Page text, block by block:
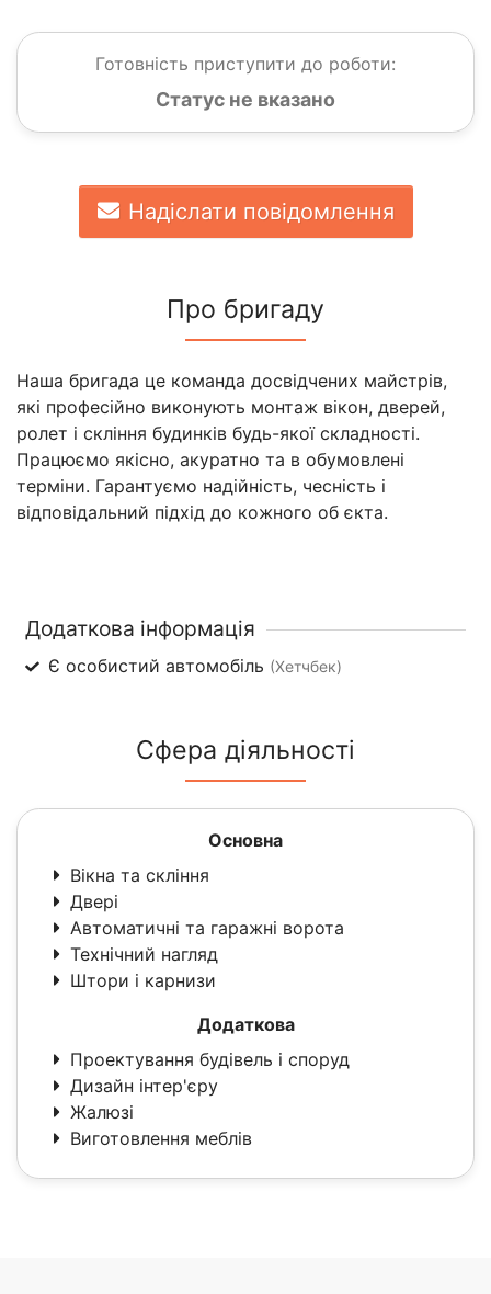
Готовність приступити до роботи:
Статус не вказано
Надіслати повідомлення
Про бригаду
Наша бригада це команда досвідчених майстрів,
які професійно виконують монтаж вікон, дверей,
ролет і скління будинків будь-якої складності.
Працюємо якісно, акуратно та в обумовлені
терміни. Гарантуємо надійність, чесність і
відповідальний підхід до кожного об єкта.
Додаткова інформація
Є особистий автомобіль (Хетчбек)
Сфера діяльності
Основна
Вікна та скління
Двері
Автоматичні та гаражні ворота
Технічний нагляд
Штори і карнизи
Додаткова
Проектування будівель і споруд
Дизайн інтер'єру
Жалюзі
Виготовлення меблів